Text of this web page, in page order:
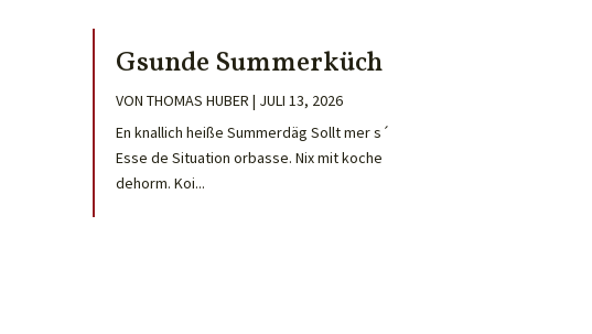
Gsunde Summerküch
VON THOMAS HUBER | JULI 13, 2026
En knallich heiße Summerdäg Sollt mer s´
Esse de Situation orbasse. Nix mit koche
dehorm. Koi...